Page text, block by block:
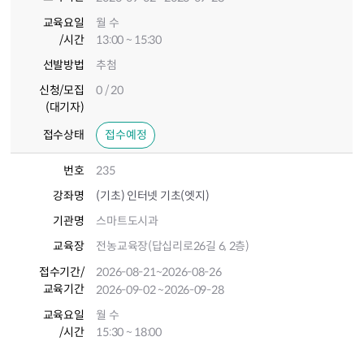
교육요일
/시간
월 수
13:00 ~ 15:30
선발방법
추첨
신청/모집
(대기자)
0 / 20
접수상태 접수예정
번호
235
강좌명
(기초) 인터넷 기초(엣지)
기관명
스마트도시과
교육장
전농교육장(답십리로26길 6, 2층)
접수기간/
교육기간
2026-08-21~2026-08-26
2026-09-02~2026-09-28
교육요일
/시간
월 수
15:30 ~ 18:00